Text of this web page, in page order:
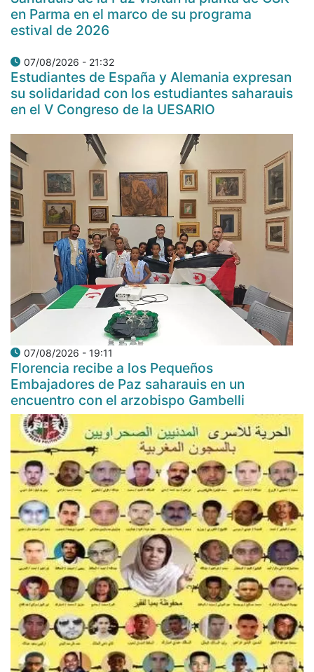
en Parma en el marco de su programa
estival de 2026
07/08/2026 - 21:32
Estudiantes de España y Alemania expresan
su solidaridad con los estudiantes saharauis
en el V Congreso de la UESARIO
07/08/2026 - 19:11
Florencia recibe a los Pequeños
Embajadores de Paz saharauis en un
encuentro con el arzobispo Gambelli